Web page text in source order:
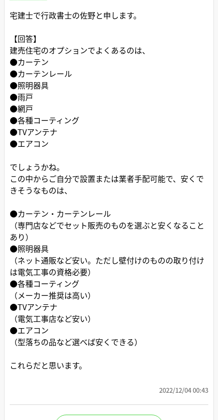
宅建士で行政書士の佐野と申します。
【回答】
建売住宅のオプションでよくあるのは、
●カーテン
●カーテンレール
●照明器具
●雨戸
●網戸
●各種コーティング
●TVアンテナ
●エアコン
でしょうかね。
この中からご自分で設置または業者手配可能で、安くで
きそうなものは、
●カーテン・カーテンレール
（専門店などでセット販売のものを選ぶと安くなること
あり）
●照明器具
（ネット通販など安い。ただし壁付けのものの取り付け
は電気工事の資格必要）
●各種コーティング
（メーカー推奨は高い）
●TVアンテナ
（電気工事店など安い）
●エアコン
（型落ちの品など選べば安くできる）
これらだと思います。
2022/12/04 00:43